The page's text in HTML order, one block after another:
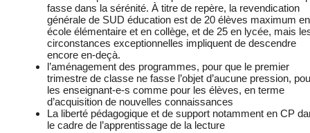
fasse dans la sérénité. À titre de repère, la revendication
générale de SUD éducation est de 20 élèves maximum en
école élémentaire et en collège, et de 25 en lycée, mais
circonstances exceptionnelles impliquent de descendre
encore en-deçà.
l’aménagement des programmes, pour que le premier
trimestre de classe ne fasse l’objet d’aucune pression,
les enseignant-e-s comme pour les élèves, en terme
d’acquisition de nouvelles connaissances
La liberté pédagogique et de support notamment en CP
le cadre de l’apprentissage de la lecture